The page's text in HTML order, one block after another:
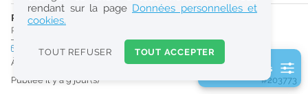
Réinitialiser
2
0
k
Consulter les offres de la France d'outre-mer
PHARMACIEN (H/F)
Pharmacie d'Officine
CDItemps partiel
À partir du 28/08/26
Publiée il y a 9 jour(s)
#203773
2 filtre(s) actifs
rendant sur la page Données personnelles et
cookies.
TOUT REFUSER TOUT ACCEPTER